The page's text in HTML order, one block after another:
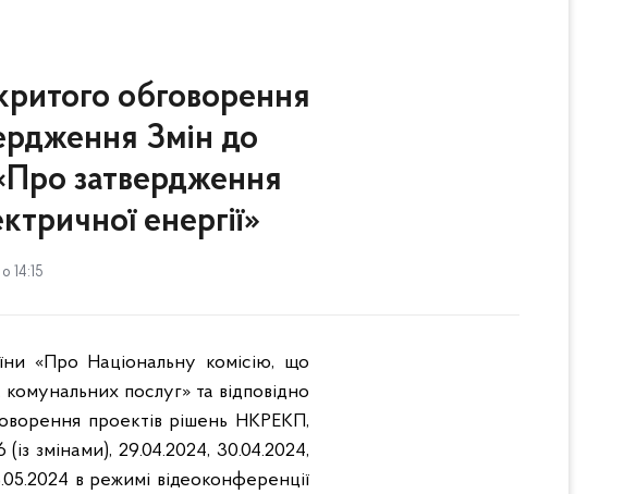
обговорення
Змін до
затвердження
енергії»
14:15
«Про Національну комісію, що
послуг» та відповідно
проектів рішень НКРЕКП,
змінами), 29.04.2024, 30.04.2024,
в режимі відеоконференції